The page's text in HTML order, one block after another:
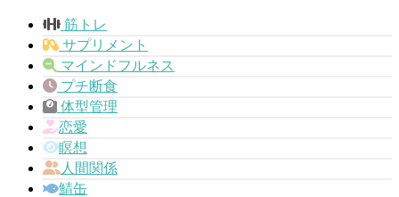
筋トレ
サプリメント
マインドフルネス
プチ断食
体型管理
恋愛
瞑想
人間関係
鯖缶